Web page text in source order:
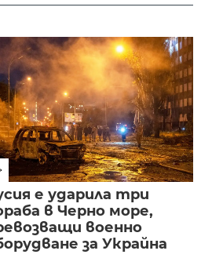
е ударила три
в Черно море,
военно
за Украйна